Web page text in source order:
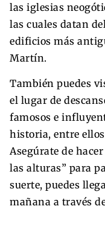
las iglesias
las cuales datan
edificios más
Martín.
También puedes
el lugar de
famosos e
historia, entre
Asegúrate de
las alturas” para
suerte, puedes
mañana a través